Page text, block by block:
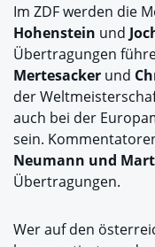
Im ZDF werden die
Hohenstein und
Übertragungen
Mertesacker und
der
auch bei der
sein.
Neumann und
Übertragungen.
Wer auf den